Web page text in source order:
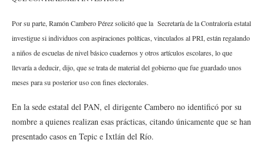
Por su parte, Ramón Cambero Pérez solicitó que la Secretaría de la Contraloría estatal
investigue si individuos con aspiraciones políticas, vinculados al PRI, están regalando
a niños de escuelas de nivel básico cuadernos y otros artículos escolares, lo que
llevaría a deducir, dijo, que se trata de material del gobierno que fue guardado unos
meses para su posterior uso con fines electorales.
En la sede estatal del PAN, el dirigente Cambero no identificó por su
nombre a quienes realizan esas prácticas, citando únicamente que se han
presentado casos en Tepic e Ixtlán del Río.